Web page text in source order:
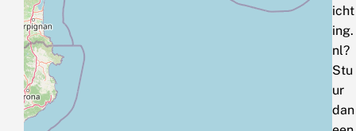
icht
ing.
nl?
Stu
ur
dan